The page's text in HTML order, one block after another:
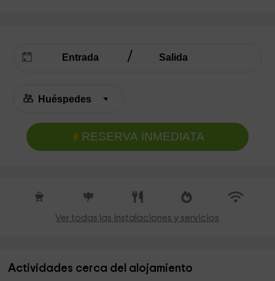
RESERVA INMEDIATA
Ver todas las instalaciones y servicios
Actividades cerca del alojamiento